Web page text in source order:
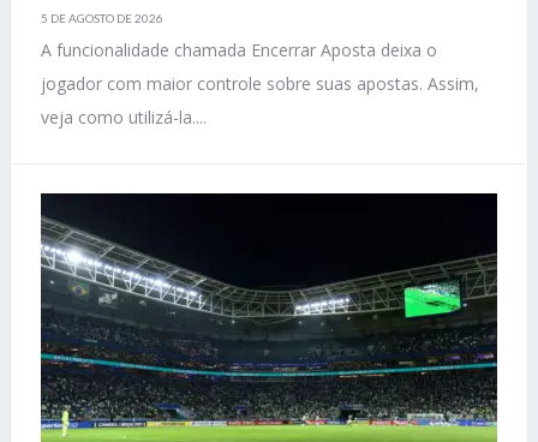
5 DE AGOSTO DE 2026
A funcionalidade chamada Encerrar Aposta deixa o
jogador com maior controle sobre suas apostas. Assim,
veja como utilizá-la....